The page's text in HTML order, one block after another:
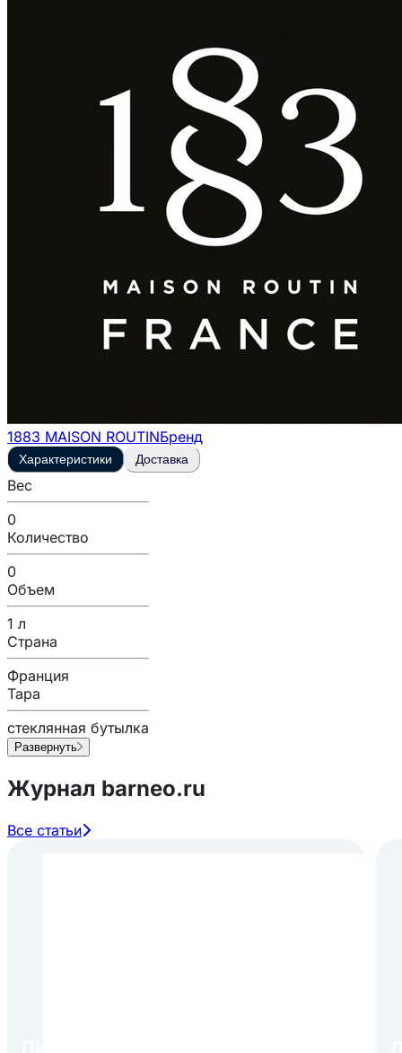
1883 MAISON ROUTINБренд
Характеристики Доставка
Вес
0
Количество
0
Объем
1 л
Страна
Франция
Тара
стеклянная бутылка
Развернуть
Журнал barneo.ru
Все статьи